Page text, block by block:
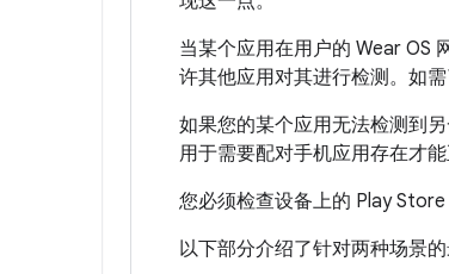
当某个应用在用户的 Wear OS
许其他应用对其进行检测。如
如果您的某个应用无法检测到
用于需要配对手机应用存在才能
您必须检查设备上的 Play
以下部分介绍了针对两种场景的